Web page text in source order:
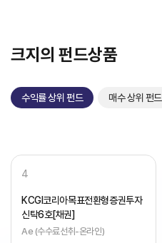
크지의 펀드상품
수익률 상위 펀드 매수 상위 펀드
4
KCGI코리아목표전환형증권투자
신탁6호[채권]
Ae (수수료선취-온라인)